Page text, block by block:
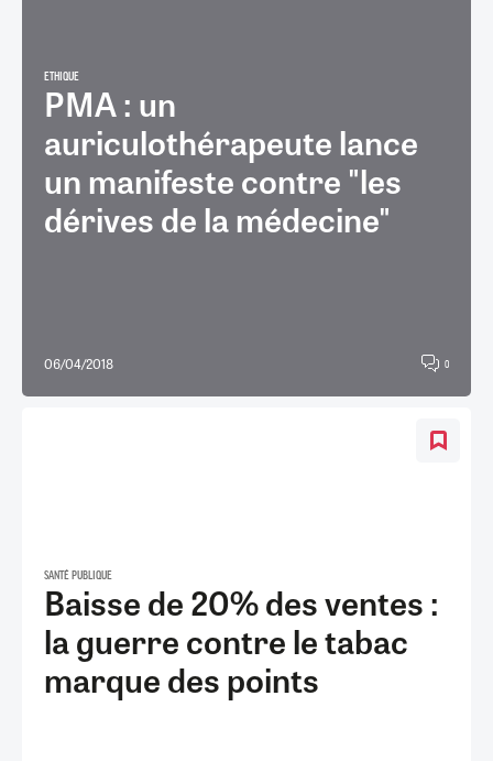
ETHIQUE
PMA : un
auriculothérapeute lance
un manifeste contre "les
dérives de la médecine"
06/04/2018 0
SANTÉ PUBLIQUE
Baisse de 20% des ventes :
la guerre contre le tabac
marque des points